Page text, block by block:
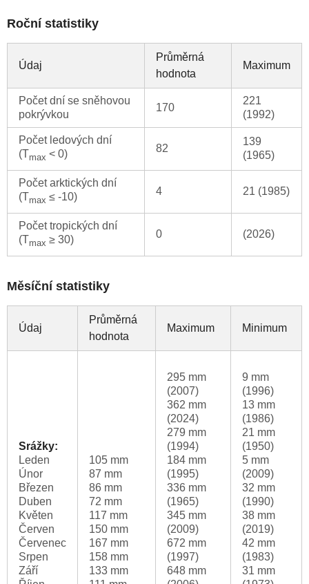
Roční statistiky
Údaj
Průměrná
hodnota
Maximum
Počet dní se sněhovou
pokrývkou
170
221
(1992)
Počet ledových dní
(Tmax < 0) 82
139
(1965)
Počet arktických dní
(Tmax ≤ -10) 4 21 (1985)
Počet tropických dní
(Tmax ≥ 30) 0 (2026)
Měsíční statistiky
Údaj
Průměrná
hodnota
Maximum Minimum
Srážky:
Leden
Únor
Březen
Duben
Květen
Červen
Červenec
Srpen
Září
105 mm
87 mm
86 mm
72 mm
117 mm
150 mm
167 mm
158 mm
133 mm
295 mm
(2007)
362 mm
(2024)
279 mm
(1994)
184 mm
(1995)
336 mm
(1965)
345 mm
(2009)
672 mm
(1997)
648 mm
9 mm
(1996)
13 mm
(1986)
21 mm
(1950)
5 mm
(2009)
32 mm
(1990)
38 mm
(2019)
42 mm
(1983)
31 mm